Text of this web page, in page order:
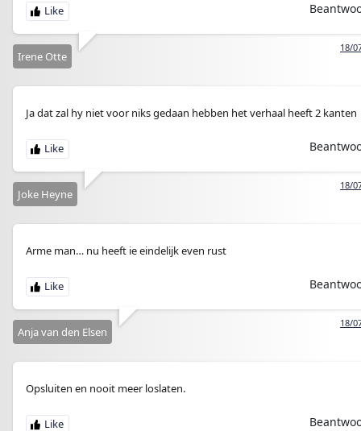
18/
Irene Otte
Ja dat zal hy niet voor niks gedaan hebben het verhaal heeft 2 kanten
18/
Joke Heyne
Arme man… nu heeft ie eindelijk even rust
18/
Anja van den Elsen
Opsluiten en nooit meer loslaten.